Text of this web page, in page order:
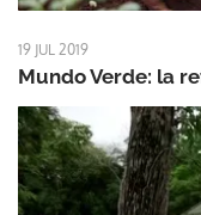
19 JUL 2019
Mundo Verde: la